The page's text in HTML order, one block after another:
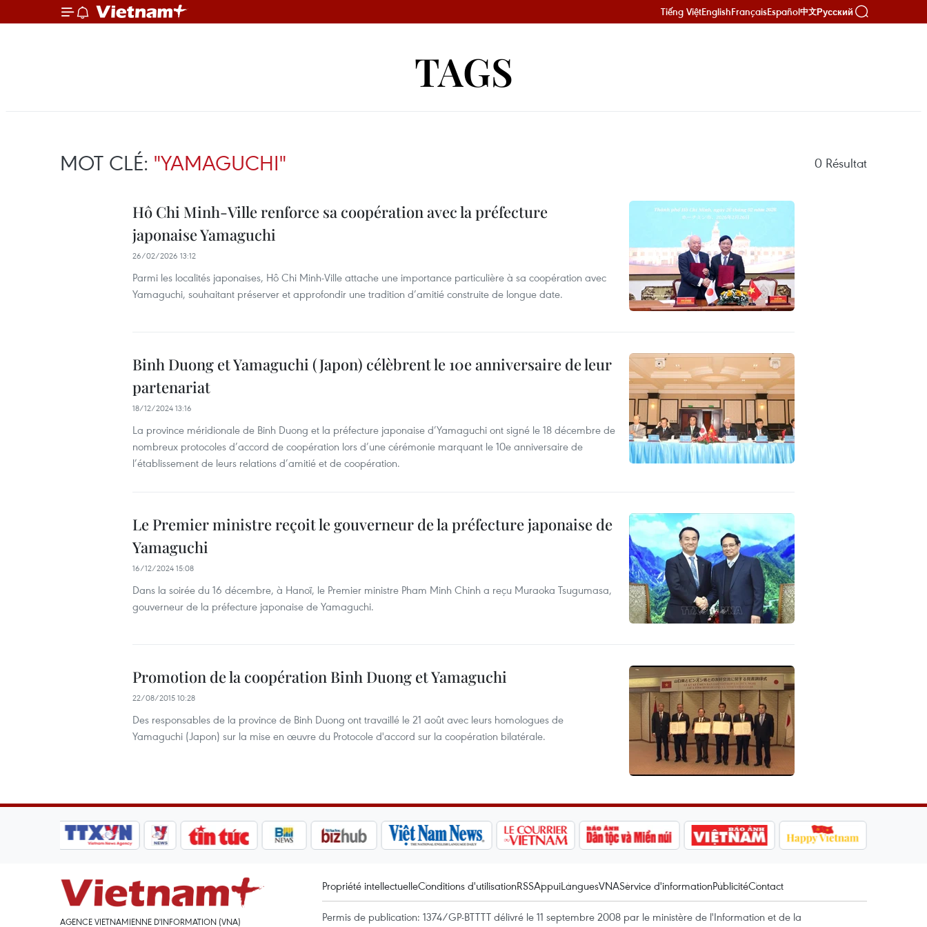
Tiếng ViệtEnglishFrançaisEspañol中文Русский
TAGS
MOT CLÉ: "YAMAGUCHI" 0 Résultat
Hô Chi Minh-Ville renforce sa coopération avec la préfecture
japonaise Yamaguchi
26/02/2026 13:12
Parmi les localités japonaises, Hô Chi Minh-Ville attache une importance particulière à sa coopération avec
Yamaguchi, souhaitant préserver et approfondir une tradition d’amitié construite de longue date.
Binh Duong et Yamaguchi (Japon) célèbrent le 10e anniversaire de leur
partenariat
18/12/2024 13:16
La province méridionale de Binh Duong et la préfecture japonaise d’Yamaguchi ont signé le 18 décembre de
nombreux protocoles d’accord de coopération lors d’une cérémonie marquant le 10e anniversaire de
l’établissement de leurs relations d’amitié et de coopération.
Le Premier ministre reçoit le gouverneur de la préfecture japonaise de
Yamaguchi
16/12/2024 15:08
Dans la soirée du 16 décembre, à Hanoï, le Premier ministre Pham Minh Chinh a reçu Muraoka Tsugumasa,
gouverneur de la préfecture japonaise de Yamaguchi.
Promotion de la coopération Binh Duong et Yamaguchi
22/08/2015 10:28
Des responsables de la province de Binh Duong ont travaillé le 21 août avec leurs homologues de
Yamaguchi (Japon) sur la mise en œuvre du Protocole d'accord sur la coopération bilatérale.
AGENCE VIETNAMIENNE D'INFORMATION (VNA)
Propriété intellectuelleConditions d'utilisationRSSAppuiLanguesVNAService d'informationPublicitéContact
Permis de publication: 1374/GP-BTTTT délivré le 11 septembre 2008 par le ministère de l'Information et de la